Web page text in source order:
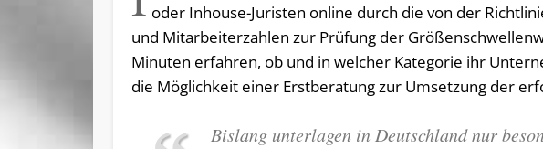
oder Inhouse-Juristen online durch die von der
und Mitarbeiterzahlen zur Prüfung der
Minuten erfahren, ob und in welcher Kategorie ihr
die Möglichkeit einer Erstberatung zur Umsetzung der
Bislang unterlagen in Deutschland nur